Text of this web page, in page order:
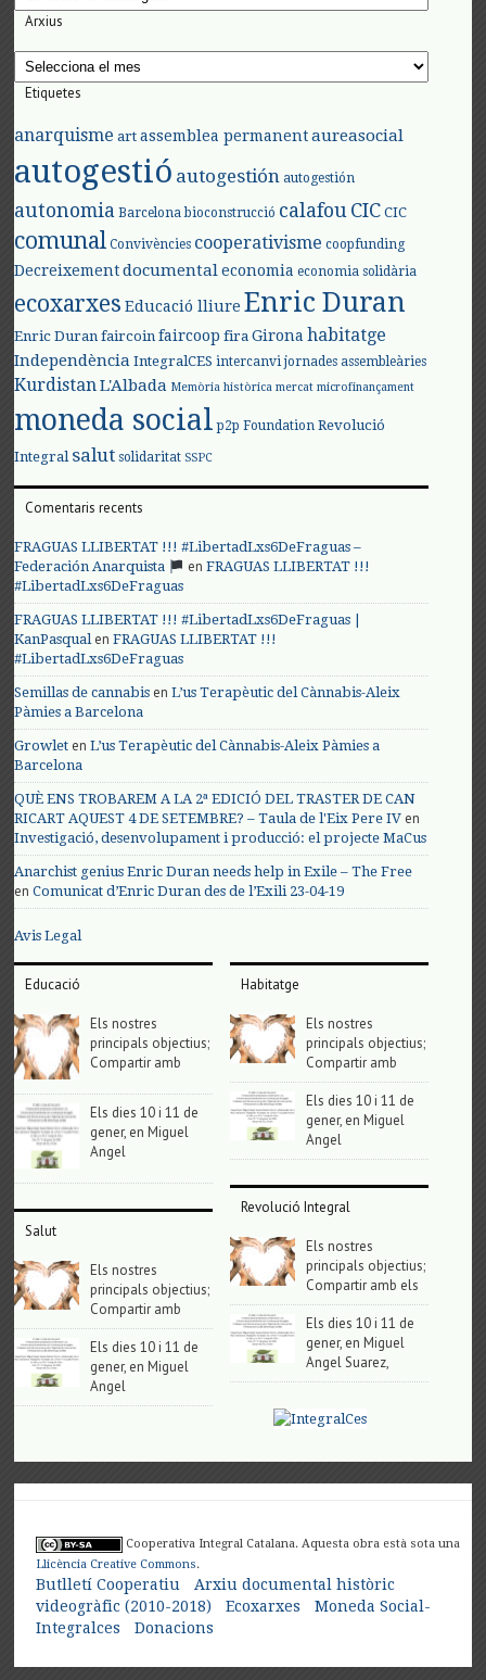
Arxius
Arxius
Etiquetes
anarquisme art assemblea permanent aureasocial
autogestió autogestión autogestión
autonomia Barcelona bioconstrucció calafouCIC CIC
comunal Convivències cooperativisme coopfunding
Decreixement documental economia economia solidària
ecoxarxes Educació lliure Enric Duran
Enric Duran faircoin faircoop fira Girona habitatge
Independència IntegralCES intercanvi jornades assembleàries
KurdistanL'Albada Memòria històrica mercat microfinançament
moneda social p2p Foundation Revolució
Integral salut solidaritat SSPC
Comentaris recents
FRAGUAS LLIBERTAT !!! #LibertadLxs6DeFraguas –
Federación Anarquista
enFRAGUAS LLIBERTAT !!!
#LibertadLxs6DeFraguas
FRAGUAS LLIBERTAT !!! #LibertadLxs6DeFraguas |
KanPasqualenFRAGUAS LLIBERTAT !!!
#LibertadLxs6DeFraguas
Semillas de cannabis enL’us Terapèutic del Cànnabis-Aleix
Pàmies a Barcelona
Growlet enL’us Terapèutic del Cànnabis-Aleix Pàmies a
Barcelona
QUÈ ENS TROBAREM A LA 2ª EDICIÓ DEL TRASTER DE CAN
RICART AQUEST 4 DE SETEMBRE? – Taula de l'Eix Pere IV en
Investigació, desenvolupament i producció: el projecte MaCus
Anarchist genius Enric Duran needs help in Exile – The Free
enComunicat d’Enric Duran des de l’Exili 23-04-19
Avis Legal
Educació
Els nostres
principals objectius;
Compartir amb
Els dies 10 i 11 de
gener, en Miguel
Angel
Salut
Els nostres
principals objectius;
Compartir amb
Els dies 10 i 11 de
gener, en Miguel
Angel
Habitatge
Els nostres
principals objectius;
Compartir amb
Els dies 10 i 11 de
gener, en Miguel
Angel
Revolució Integral
Els nostres
principals objectius;
Compartir amb els
Els dies 10 i 11 de
gener, en Miguel
Angel Suarez,
Cooperativa Integral Catalana. Aquesta obra està sota una
Llicència Creative Commons.
Butlletí Cooperatiu
Arxiu documental històric
videogràfic (2010-2018)
Ecoxarxes
Moneda Social-
Integralces
Donacions